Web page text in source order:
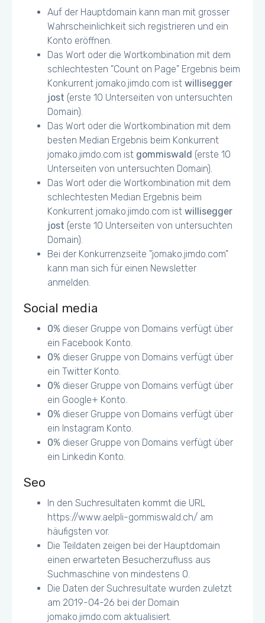
https://u.jimcdn.com/cms/o/s2812d4bcd5d70a70/emotion
/crop/header.jpg?t=1396708355 - 10.4KiB (18%)
Einige Texte werden so auf Mobile angezeigt,
dass sie schwer lesbar für die Besucher sind
Viewport für Mobile konfigurieren, bspw
<meta name="viewport"
content="width=device-width, initial-scale=1">
Einige Buttons können zu klein für ein
Mobile/Tablet Touchscreen erscheinen
Auf der Hauptdomain kann man mit grosser
Wahrscheinlichkeit sich registrieren und ein
Konto eröffnen.
Das Wort oder die Wortkombination mit dem
schlechtesten "Count on Page" Ergebnis beim
Konkurrent jomako.jimdo.com ist willisegger
jost (erste 10 Unterseiten von untersuchten
Domain).
Das Wort oder die Wortkombination mit dem
besten Median Ergebnis beim Konkurrent
jomako.jimdo.com ist gommiswald (erste 10
Unterseiten von untersuchten Domain).
Das Wort oder die Wortkombination mit dem
schlechtesten Median Ergebnis beim
Konkurrent jomako.jimdo.com ist willisegger
jost (erste 10 Unterseiten von untersuchten
Domain).
Bei der Konkurrenzseite "jomako.jimdo.com"
kann man sich für einen Newsletter
anmelden.
Social media
0% dieser Gruppe von Domains verfügt über
ein Facebook Konto.
0% dieser Gruppe von Domains verfügt über
ein Twitter Konto.
0% dieser Gruppe von Domains verfügt über
ein Google+ Konto.
0% dieser Gruppe von Domains verfügt über
ein Instagram Konto.
0% dieser Gruppe von Domains verfügt über
ein Linkedin Konto.
Seo
In den Suchresultaten kommt die URL
https://www.aelpli-gommiswald.ch/ am
häufigsten vor.
Die Teildaten zeigen bei der Hauptdomain
einen erwarteten Besucherzufluss aus
Suchmaschine von mindestens 0.
Die Daten der Suchresultate wurden zuletzt
am 2019-04-26 bei der Domain
jomako.jimdo.com aktualisiert.